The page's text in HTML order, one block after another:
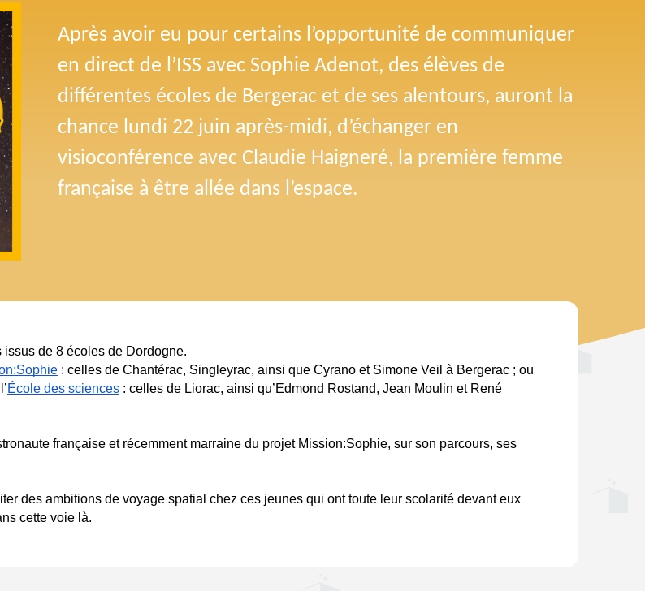
Après avoir eu pour certains l’opportunité de communiquer
en direct de l’ISS avec Sophie Adenot, des élèves de
différentes écoles de Bergerac et de ses alentours, auront la
chance lundi 22 juin après-midi, d’échanger en
visioconférence avec Claudie Haigneré, la première femme
française à être allée dans l’espace.
de 8 écoles de Dordogne.
: celles de Chantérac, Singleyrac, ainsi que Cyrano et Simone Veil à Bergerac ; ou
École des sciences : celles de Liorac, ainsi qu’Edmond Rostand, Jean Moulin et René
française et récemment marraine du projet Mission:Sophie, sur son parcours, ses
des ambitions de voyage spatial chez ces jeunes qui ont toute leur scolarité devant eux
cette voie là.